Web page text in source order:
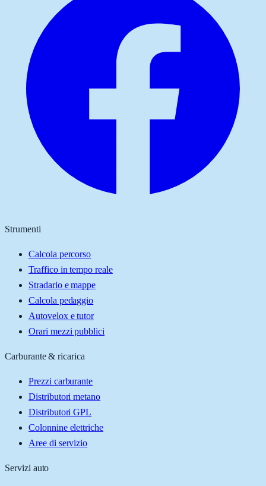
Strumenti
Calcola percorso
Traffico in tempo reale
Stradario e mappe
Calcola pedaggio
Autovelox e tutor
Orari mezzi pubblici
Carburante & ricarica
Prezzi carburante
Distributori metano
Distributori GPL
Colonnine elettriche
Aree di servizio
Servizi auto